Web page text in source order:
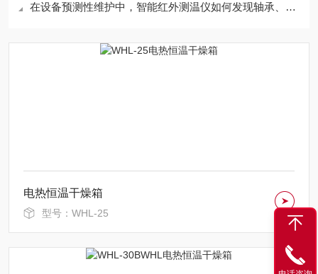
在设备预测性维护中，智能红外测温仪如何发现轴承、电机异常升温？
电热恒温干燥箱
型号：WHL-25